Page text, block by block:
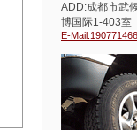
ADD:成都市武
博国际1-403室
E-